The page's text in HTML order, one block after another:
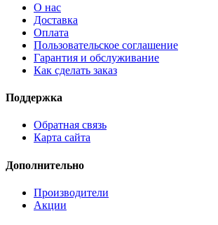
О нас
Доставка
Оплата
Пользовательское соглашение
Гарантия и обслуживание
Как сделать заказ
Поддержка
Обратная связь
Карта сайта
Дополнительно
Производители
Акции